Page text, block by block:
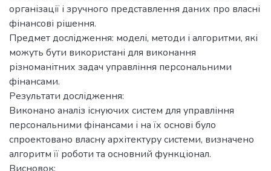
організації і зручного представлення даних про власні
фінансові рішення.
Предмет дослідження: моделі, методи і алгоритми, які
можуть бути використані для виконання
різноманітних задач управління персональними
фінансами.
Результати дослідження:
Виконано аналіз існуючих систем для управління
персональними фінансами і на їх основі було
спроектовано власну архітектуру системи, визначено
алгоритм її роботи та основний функціонал.